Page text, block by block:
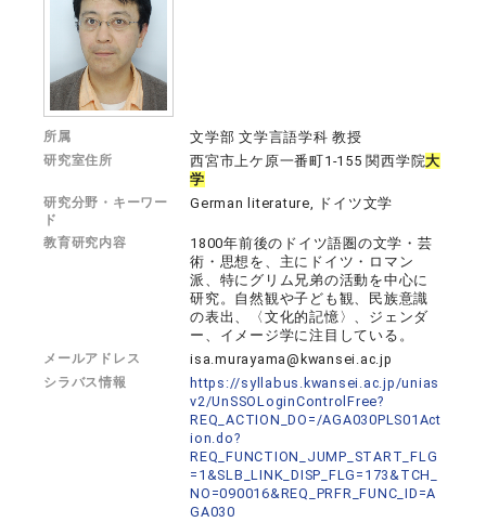
所属 文学部 文学言語学科 教授
研究室住所 西宮市上ケ原一番町1-155 関西学院大
学
研究分野・キーワー
ド
German literature, ドイツ文学
教育研究内容
1800年前後のドイツ語圏の文学・芸
術・思想を、主にドイツ・ロマン
派、特にグリム兄弟の活動を中心に
研究。自然観や子ども観、民族意識
の表出、〈文化的記憶〉、ジェンダ
ー、イメージ学に注目している。
メールアドレス isa.murayama@kwansei.ac.jp
シラバス情報
https://syllabus.kwansei.ac.jp/unias
v2/UnSSOLoginControlFree?
REQ_ACTION_DO=/AGA030PLS01Act
ion.do?
REQ_FUNCTION_JUMP_START_FLG
=1&SLB_LINK_DISP_FLG=173&TCH_
NO=090016&REQ_PRFR_FUNC_ID=A
GA030